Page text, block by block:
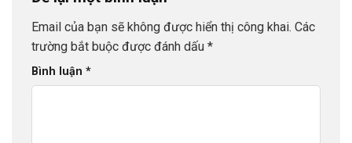
Email của bạn sẽ không được hiển thị công khai. Các
trường bắt buộc được đánh dấu *
Bình luận *